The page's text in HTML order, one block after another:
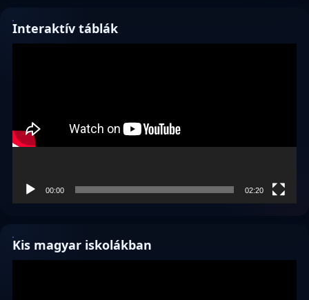
Interaktív táblák
00:00 02:20
Kis magyar iskolákban